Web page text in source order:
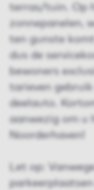
terras/tuin. Op
zonnepanelen,
ten gunste
dus de
bewoners
tarieven
deelauto.
aanwezig om u
Noorderhaven!
Let op: